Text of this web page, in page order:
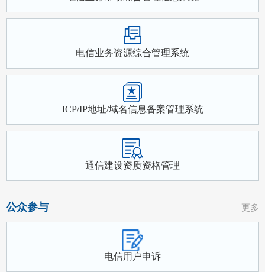
电信业务资源综合管理系统
ICP/IP地址/域名信息备案管理系统
通信建设资质资格管理
公众参与 更多
电信用户申诉